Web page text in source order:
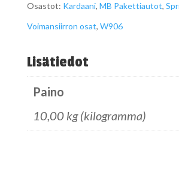
määrä
Osastot: Kardaani, MB Pakettiautot,
Voimansiirron osat, W906
Lisätiedot
Paino
10,00 kg (kilogramma)